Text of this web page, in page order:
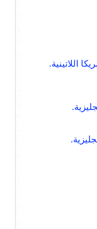
اللاتينية.